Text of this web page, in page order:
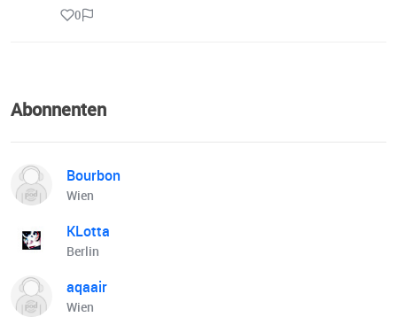
0
Abonnenten
Bourbon
Wien
KLotta
Berlin
aqaair
Wien